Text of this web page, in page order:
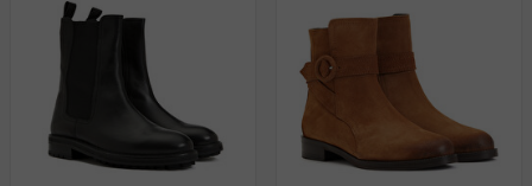
İndirim oranına göre
Çok satanlar
Akıllı sıralama
Yeni Eklenenler